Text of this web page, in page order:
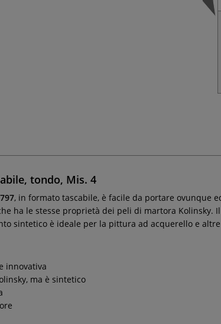
tondo, Mis. 4
, in formato tascabile, è facile da portare ovunque
ha le stesse proprietà dei peli di martora
sintetico è ideale per la pittura ad acquerello e
innovativa
ma è sintetico